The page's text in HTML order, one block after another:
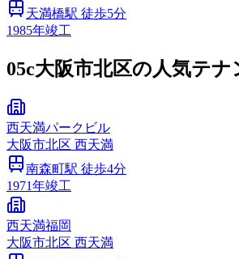
天満橋駅 徒歩5分
1985年竣工
05c大阪市北区の人気テナ
西天満パークビル
大阪市北区 西天満
南森町駅 徒歩4分
1971年竣工
西天満福岡
大阪市北区 西天満